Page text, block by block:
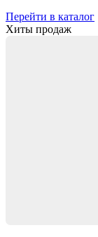
Перейти в каталог
Хиты продаж